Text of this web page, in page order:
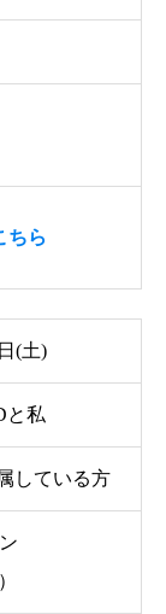
ちら
(土)
私
している方